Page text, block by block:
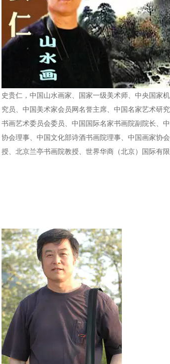
史贵仁，中国山水画家、国家一级美术师、中央国家
究员、中国美术家会员网名誉主席、中国名家艺术研
书画艺术委员会委员、中国国际名家书画院副院长、
协会理事、中国文化部诗酒书画院理事、中国画家协
授、北京兰亭书画院教授、世界华商（北京）国际有